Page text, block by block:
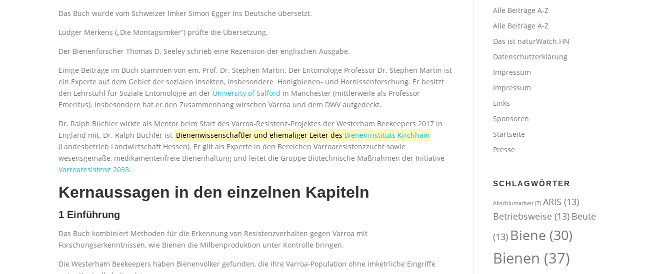
Das Buch wurde vom Schweizer Imker Simon Egger ins Deutsche übersetzt.
Ludger Merkens („Die Montagsimker“) prüfte die Übersetzung.
Der Bienenforscher Thomas D. Seeley schrieb eine Rezension der englischen Ausgabe.
Einige Beiträge im Buch stammen von em. Prof. Dr. Stephen Martin. Der Entomologe Professor Dr. Stephen Martin ist
ein Experte auf dem Gebiet der sozialen Insekten, insbesondere Honigbienen- und Hornissenforschung. Er besitzt
den Lehrstuhl für Soziale Entomologie an der University of Salford in Manchester (mittlerweile als Professor
Emeritus). Insbesondere hat er den Zusammenhang wirschen Varroa und dem DWV aufgedeckt.
Dr. Ralph Büchler wirkte als Mentor beim Start des Varroa-Resistenz-Projektes der Westerham Beekeepers 2017 in
England mit. Dr. Ralph Büchler ist Bienenwissenschaftler und ehemaliger Leiter des Bieneninstituts Kirchhain
(Landesbetrieb Landwirtschaft Hessen). Er gilt als Experte in den Bereichen Varroaresistenzzucht sowie
wesensgemäße, medikamentenfreie Bienenhaltung und leitet die Gruppe Biotechnische Maßnahmen der Initiative
Varroaresistenz 2033.
Kernaussagen in den einzelnen Kapiteln
1 Einführung
Das Buch kombiniert Methoden für die Erkennung von Resistenzverhalten gegen Varroa mit
Forschungserkenntnissen, wie Bienen die Milbenproduktion unter Kontrolle bringen.
Die Westerham Beekeepers haben Bienenvölker gefunden, die ihre Varroa-Population ohne imketrliche Eingriffe
Alle Beiträge A-Z
Alle Beiträge A-Z
Das ist naturWatch.HN
Datenschutzerklärung
Impressum
Impressum
Links
Sponsoren
Startseite
Presse
SCHLAGWÖRTER
Abschlussarbeit (7) ARIS (13)
Betriebsweise (13) Beute
(13) Biene (30)
Bienen (37)